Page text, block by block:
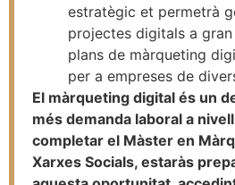
estratègic et permetrà
projectes digitals a
plans de màrqueting
per a empreses de
El màrqueting digital és un
més demanda laboral a
completar el Màster en
Xarxes Socials, estaràs